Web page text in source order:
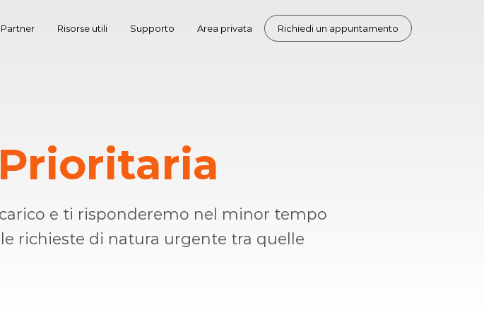
Partner Risorse utili Supporto Area privata Richiedi un appuntamento
e ti risponderemo nel minor tempo
richieste di natura urgente tra quelle